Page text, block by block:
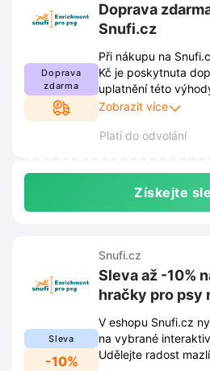
Doprava
zdarma
Doprava
Snufi.cz
Při nákupu na
Kč je poskytnuta
uplatnění této
podmínky stanovené
stránkách a mohou
Zobrazit více
Platí do odvolání
Získejte
Sleva
-10%
Snufi.cz
Sleva až -10%
hračky pro psy
V eshopu Snufi.cz
na vybrané
Udělejte radost